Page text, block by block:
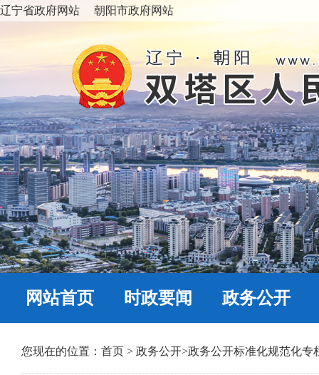
辽宁省政府网站 朝阳市政府网站
网站首页 时政要闻 政务公开
您现在的位置： 首页 > 政务公开>政务公开标准化规范化专